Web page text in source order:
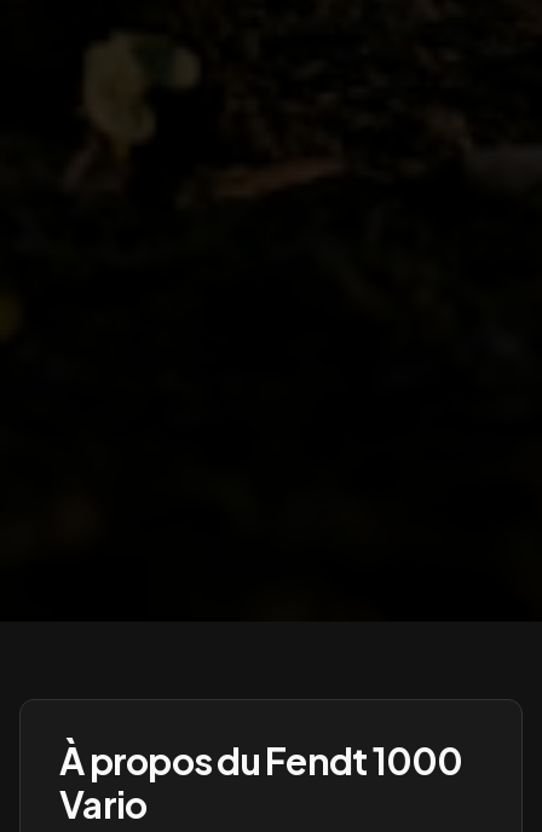
À propos duFendt 1000
Vario